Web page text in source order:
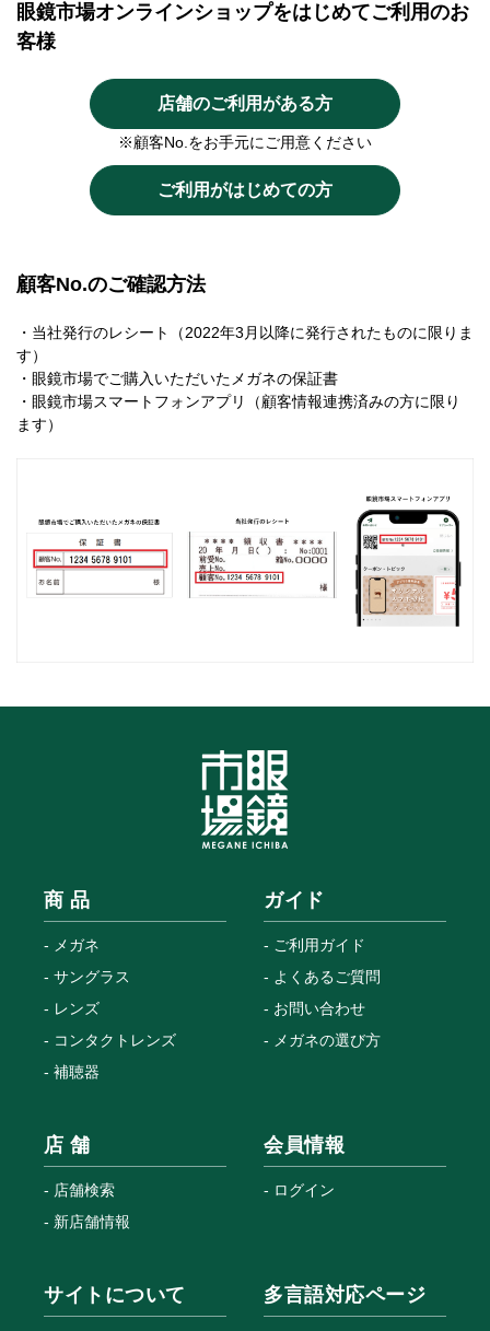
眼鏡市場オンラインショップをはじめてご利用のお
客様
店舗のご利用がある方
※顧客No.をお手元にご用意ください
ご利用がはじめての方
顧客No.のご確認方法
・当社発行のレシート（2022年3月以降に発行されたものに限りま
す）
・眼鏡市場でご購入いただいたメガネの保証書
・眼鏡市場スマートフォンアプリ（顧客情報連携済みの方に限り
ます）
商 品
メガネ
サングラス
レンズ
コンタクトレンズ
補聴器
ガイド
ご利用ガイド
よくあるご質問
お問い合わせ
メガネの選び方
店 舗
店舗検索
新店舗情報
会員情報
ログイン
サイトについて 多言語対応ページ